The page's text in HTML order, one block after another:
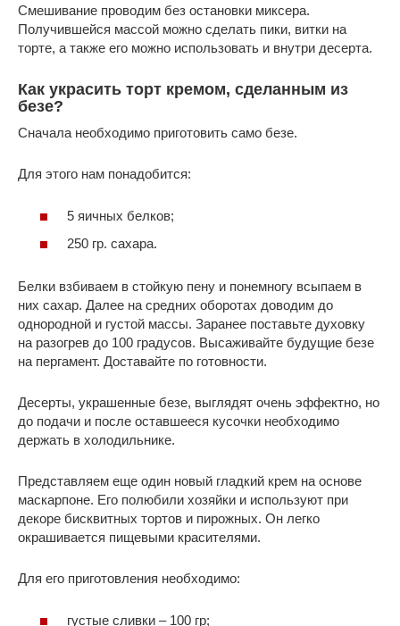
Смешивание проводим без остановки миксера.
Получившейся массой можно сделать пики, витки на
торте, а также его можно использовать и внутри десерта.
Как украсить торт кремом, сделанным из
безе?
Сначала необходимо приготовить само безе.
Для этого нам понадобится:
5 яичных белков;
250 гр. сахара.
Белки взбиваем в стойкую пену и понемногу всыпаем в
них сахар. Далее на средних оборотах доводим до
однородной и густой массы. Заранее поставьте духовку
на разогрев до 100 градусов. Высаживайте будущие безе
на пергамент. Доставайте по готовности.
Десерты, украшенные безе, выглядят очень эффектно, но
до подачи и после оставшееся кусочки необходимо
держать в холодильнике.
Представляем еще один новый гладкий крем на основе
маскарпоне. Его полюбили хозяйки и используют при
декоре бисквитных тортов и пирожных. Он легко
окрашивается пищевыми красителями.
Для его приготовления необходимо:
густые сливки – 100 гр;